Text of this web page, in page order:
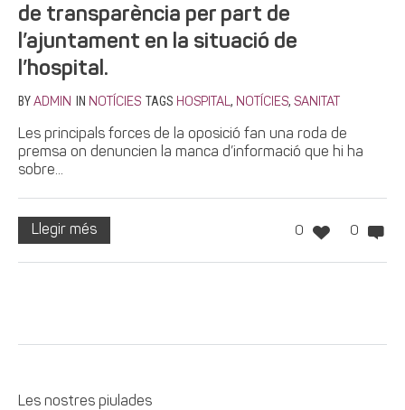
de transparència per part de
l’ajuntament en la situació de
l’hospital.
BY ADMIN IN NOTÍCIES TAGS HOSPITAL, NOTÍCIES, SANITAT
Les principals forces de la oposició fan una roda de
premsa on denuncien la manca d’informació que hi ha
sobre...
0 0
Llegir més
Les nostres piulades